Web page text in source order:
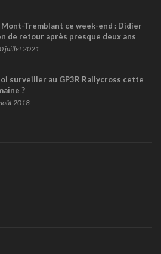
Mont-Tremblant ce week-end : Didier
de retour après presque deux ans
!juillet 2021
surveiller au GP3R Rallycross cette
?
2018